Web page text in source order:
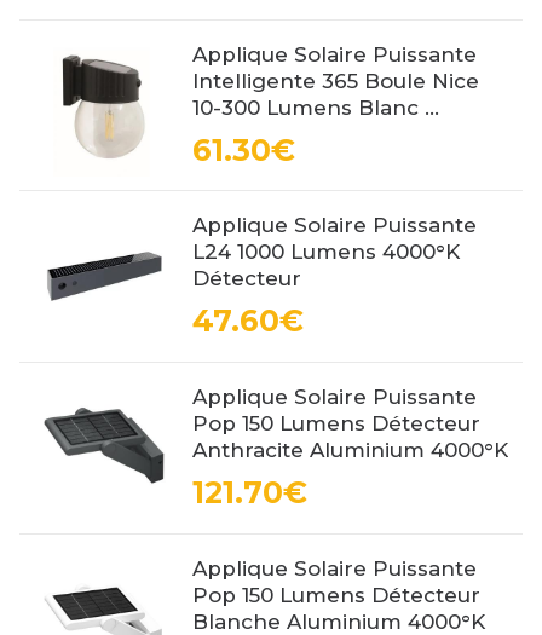
Applique Solaire Puissante
Intelligente 365 Boule Nice
10-300 Lumens Blanc ...
61.30€
Applique Solaire Puissante
L24 1000 Lumens 4000°K
Détecteur
47.60€
Applique Solaire Puissante
Pop 150 Lumens Détecteur
Anthracite Aluminium 4000°K
121.70€
Applique Solaire Puissante
Pop 150 Lumens Détecteur
Blanche Aluminium 4000°K